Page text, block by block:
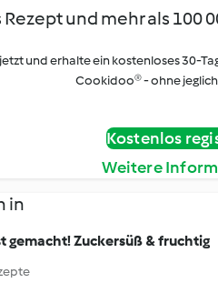
Rezept und mehr als 100
und erhalte ein kostenloses 30-
Cookidoo® - ohne
Kostenlos
Weitere
in
gemacht! Zuckersüß & fruchtig